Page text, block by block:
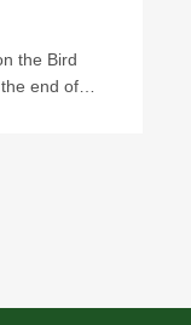
the Bird
end of